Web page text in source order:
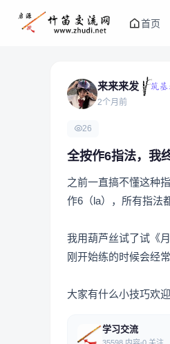
首页
来来来发
2个月前
26
全按作6指法，我
之前一直搞不懂这种
作6（la），所有指法
我用葫芦丝试了试《
刚开始练的时候会经
大家有什么小技巧欢
学习交流